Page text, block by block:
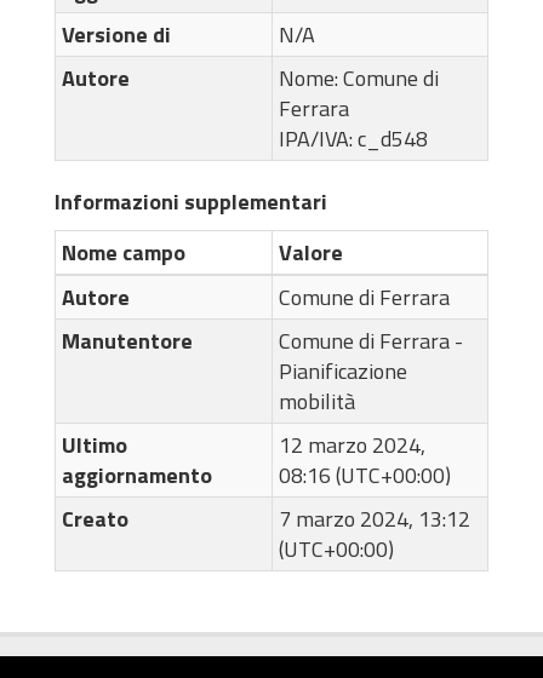
Versione di
N/A
Autore
Nome:Comune di
Ferrara
IPA/IVA:c_d548
Informazioni supplementari
Nome campo
Valore
Autore
Comune di Ferrara
Manutentore
Comune di Ferrara -
Pianificazione
mobilità
Ultimo
aggiornamento
12 marzo 2024,
08:16 (UTC+00:00)
Creato
7 marzo 2024, 13:12
(UTC+00:00)